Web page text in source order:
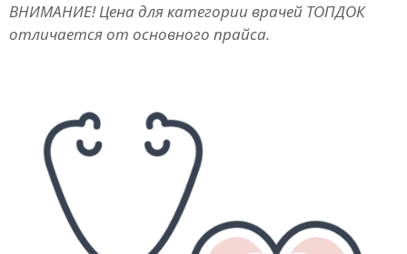
ВНИМАНИЕ! Цена для категории врачей ТОПДОК
отличается от основного прайса.